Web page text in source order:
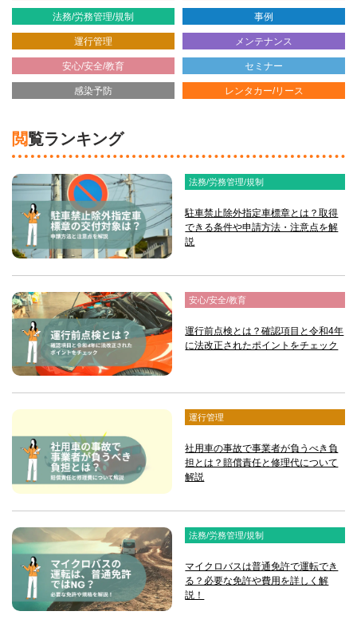
法務/労務管理/規制 事例
運行管理 メンテナンス
安心/安全/教育 セミナー
感染予防 レンタカー/リース
閲覧ランキング
法務/労務管理/規制
駐車禁止除外指定車標章とは？取得
できる条件や申請方法・注意点を解
説
安心/安全/教育
運行前点検とは？確認項目と令和4年
に法改正されたポイントをチェック
運行管理
社用車の事故で事業者が負うべき負
担とは？賠償責任と修理代について
解説
法務/労務管理/規制
マイクロバスは普通免許で運転でき
る？必要な免許や費用を詳しく解
説！